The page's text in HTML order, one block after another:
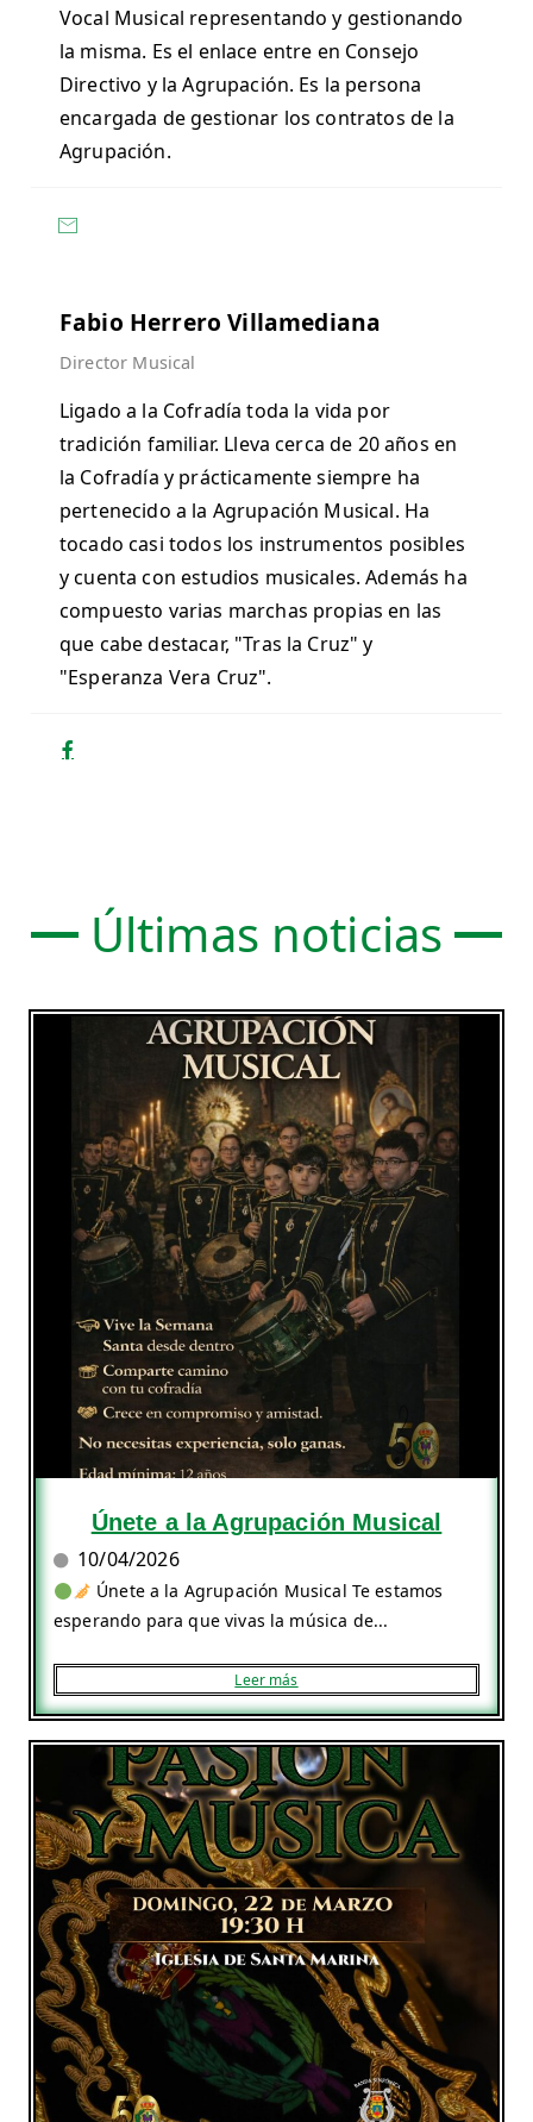
Vocal Musical representando y gestionando
la misma. Es el enlace entre en Consejo
Directivo y la Agrupación. Es la persona
encargada de gestionar los contratos de la
Agrupación.
Fabio Herrero Villamediana
Director Musical
Ligado a la Cofradía toda la vida por
tradición familiar. Lleva cerca de 20 años en
la Cofradía y prácticamente siempre ha
pertenecido a la Agrupación Musical. Ha
tocado casi todos los instrumentos posibles
y cuenta con estudios musicales. Además ha
compuesto varias marchas propias en las
que cabe destacar, "Tras la Cruz" y
"Esperanza Vera Cruz".
Últimas noticias
Únete a la Agrupación Musical
10/04/2026
Únete a la Agrupación Musical Te estamos
esperando para que vivas la música de...
Leer más